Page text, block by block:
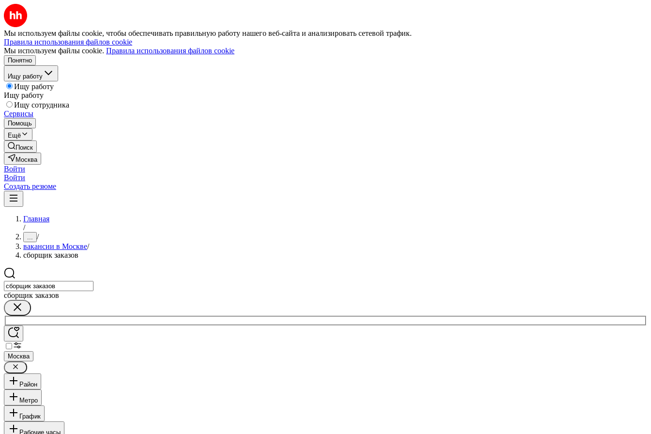
Мы используем файлы cookie, чтобы обеспечивать правильную работу нашего веб-сайта и анализировать сетевой трафик.
Правила использования файлов cookie
Мы используем файлы cookie. Правила использования файлов cookie
Понятно
Ищу работу
Ищу работу
Ищу работу
Ищу сотрудника
Сервисы
Помощь
Ещё
Поиск
Москва
Войти
Войти
Создать резюме
Главная
/
... /
вакансии в Москве/
сборщик заказов
сборщик заказов
Москва
Район
Метро
График
Рабочие часы